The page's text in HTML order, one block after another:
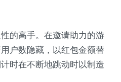
的高手。在邀请助力的游
户数隐藏，以红包金额替
时在不断地跳动时以制造